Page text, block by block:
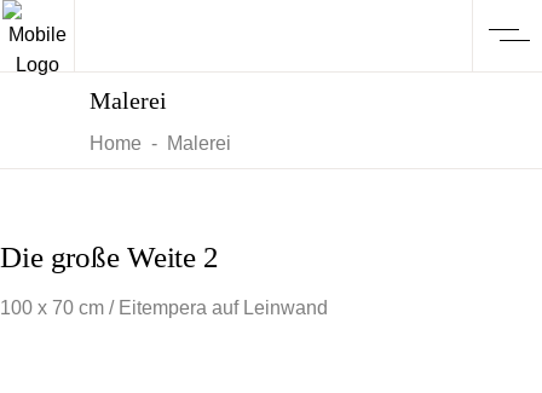
Malerei
Home - Malerei
Die große Weite 2
100 x 70 cm / Eitempera auf Leinwand